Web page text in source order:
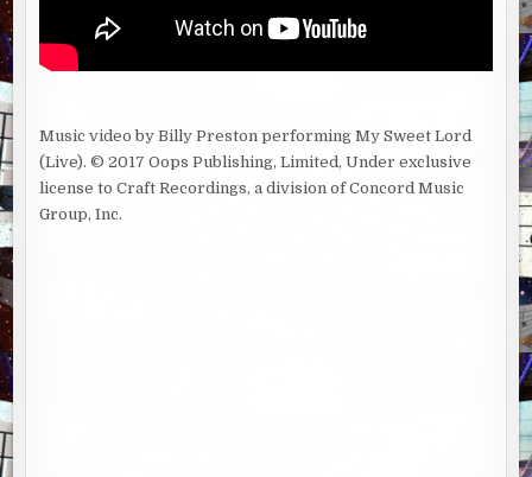
Music video by Billy Preston performing My Sweet Lord
(Live). © 2017 Oops Publishing, Limited, Under exclusive
license to Craft Recordings, a division of Concord Music
Group, Inc.